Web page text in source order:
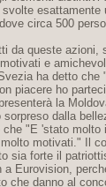
esattamente
circa 500
da queste azioni,
​​e
ha detto che
piacere ho
la
dalla
"E 'stato molto
motivati." Il
sia forte il
a Eurovision,
che danno al